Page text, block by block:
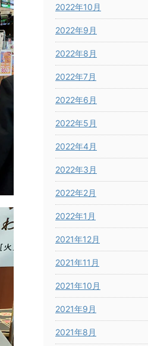
2022年10月
2022年9月
2022年8月
2022年7月
2022年6月
2022年5月
2022年4月
2022年3月
2022年2月
2022年1月
2021年12月
2021年11月
2021年10月
2021年9月
2021年8月